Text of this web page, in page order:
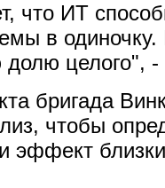
что ИТ
в
долю целого", -
бригада
чтобы
эффект